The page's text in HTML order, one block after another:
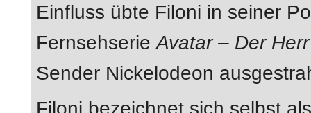
Einfluss übte Filoni in seiner
FernsehserieAvatar – Der
Sender Nickelodeon
Filoni bezeichnet sich selbst